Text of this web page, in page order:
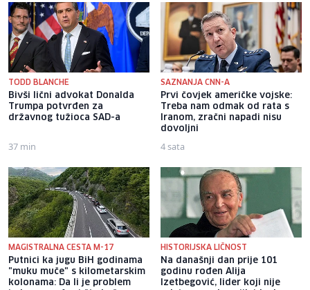
TODD BLANCHE
Bivši lični advokat Donalda
Trumpa potvrđen za
državnog tužioca SAD-a
37 min
SAZNANJA CNN-A
Prvi čovjek američke vojske:
Treba nam odmak od rata s
Iranom, zračni napadi nisu
dovoljni
4 sata
MAGISTRALNA CESTA M-17
Putnici ka jugu BiH godinama
"muku muče" s kilometarskim
kolonama: Da li je problem
HISTORIJSKA LIČNOST
Na današnji dan prije 101
godinu rođen Alija
Izetbegović, lider koji nije